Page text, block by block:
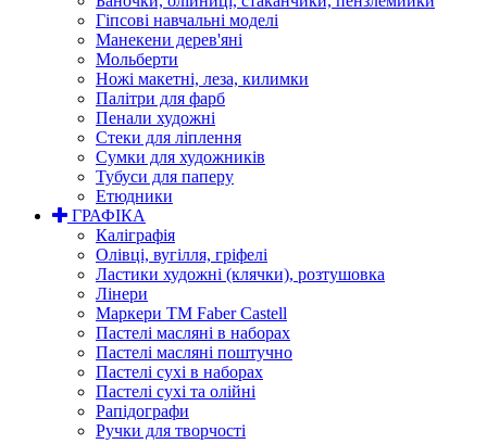
Гіпсові навчальні моделі
Манекени дерев'яні
Мольберти
Ножі макетні, леза, килимки
Палітри для фарб
Пенали художні
Стеки для ліплення
Сумки для художників
Тубуси для паперу
Етюдники
ГРАФІКА
Каліграфія
Олівці, вугілля, гріфелі
Ластики художні (клячки), розтушовка
Лінери
Маркери TM Faber Castell
Пастелі масляні в наборах
Пастелі масляні поштучно
Пастелі сухі в наборах
Пастелі сухі та олійні
Рапідографи
Ручки для творчості